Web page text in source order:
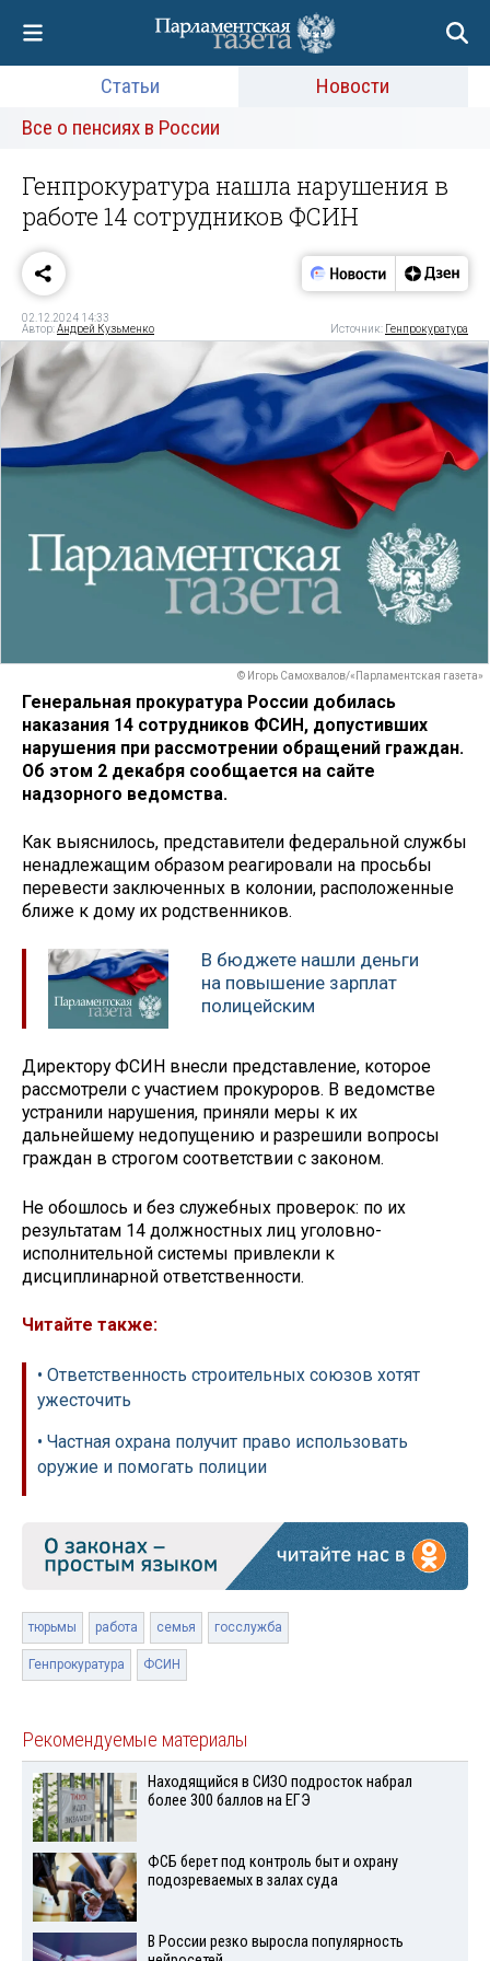
Статьи
Новости
Все о пенсиях в России
Генпрокуратура нашла нарушения в
работе 14 сотрудников ФСИН
02.12.2024 14:33
Автор:Андрей Кузьменко Источник: Генпрокуратура
© Игорь Самохвалов/«Парламентская газета»
Генеральная прокуратура России добилась
наказания 14 сотрудников ФСИН, допустивших
нарушения при рассмотрении обращений граждан.
Об этом 2 декабря сообщается на сайте
надзорного ведомства.
Как выяснилось, представители федеральной службы
ненадлежащим образом реагировали на просьбы
перевести заключенных в колонии, расположенные
ближе к дому их родственников.
В бюджете нашли деньги
на повышение зарплат
полицейским
Директору ФСИН внесли представление, которое
рассмотрели с участием прокуроров. В ведомстве
устранили нарушения, приняли меры к их
дальнейшему недопущению и разрешили вопросы
граждан в строгом соответствии с законом.
Не обошлось и без служебных проверок: по их
результатам 14 должностных лиц уголовно-
исполнительной системы привлекли к
дисциплинарной ответственности.
Читайте также:
• Ответственность строительных союзов хотят
ужесточить
• Частная охрана получит право использовать
оружие и помогать полиции
тюрьмы работа семья госслужба
Генпрокуратура ФСИН
Рекомендуемые материалы
Находящийся в СИЗО подросток набрал
более 300 баллов на ЕГЭ
ФСБ берет под контроль быт и охрану
подозреваемых в залах суда
В России резко выросла популярность